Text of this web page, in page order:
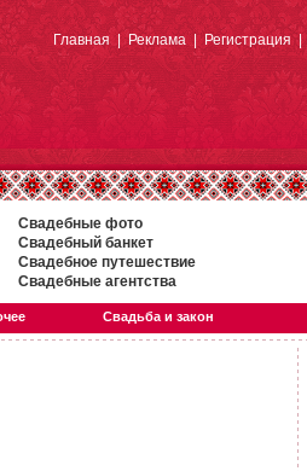
Главная|Реклама|Регистрация|
Свадебные фото
Свадебный банкет
Свадебное путешествие
Свадебные агентства
Свадьба и закон